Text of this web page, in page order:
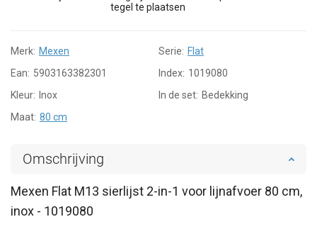
tegel te plaatsen
Merk: Mexen Serie: Flat
Ean: 5903163382301 Index: 1019080
Kleur: Inox In de set: Bedekking
Maat: 80 cm
Omschrijving
Mexen Flat M13 sierlijst 2-in-1 voor lijnafvoer 80 cm,
inox - 1019080